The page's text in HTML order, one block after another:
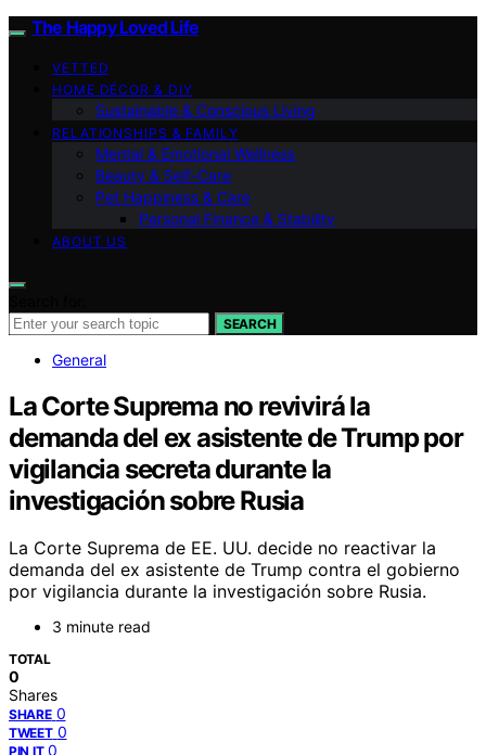
The Happy Loved Life
VETTED
HOME DÉCOR & DIY
Sustainable & Conscious Living
RELATIONSHIPS & FAMILY
Mental & Emotional Wellness
Beauty & Self-Care
Pet Happiness & Care
Personal Finance & Stability
ABOUT US
SEARCH
General
La Corte Suprema no revivirá la
demanda del ex asistente de Trump por
vigilancia secreta durante la
investigación sobre Rusia
La Corte Suprema de EE. UU. decide no reactivar la
demanda del ex asistente de Trump contra el gobierno
por vigilancia durante la investigación sobre Rusia.
3 minute read
TOTAL
0
Shares
SHARE 0
TWEET 0
PIN IT 0